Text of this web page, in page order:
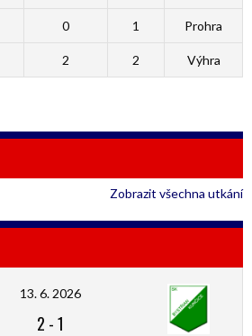
0 1 Prohra
2 2 Výhra
Zobrazit všechna utkání
13. 6. 2026
2 -1